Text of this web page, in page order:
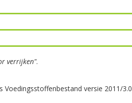
verrijken".
versie 2011/3.0